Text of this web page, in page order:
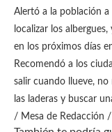
Alertó a la población
localizar los
en los próximos días
Recomendó a los
salir cuando llueve, no
las laderas y buscar
/ Mesa de Redacción /